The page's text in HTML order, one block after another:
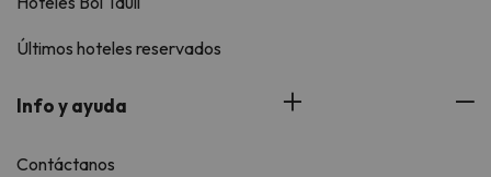
Últimos hoteles reservados
Info y ayuda
Contáctanos